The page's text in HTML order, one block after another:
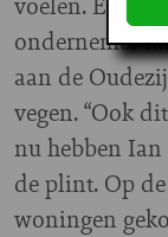
ondernemer
aan de
vegen. “Ook
nu hebben
de plint. Op
woningen